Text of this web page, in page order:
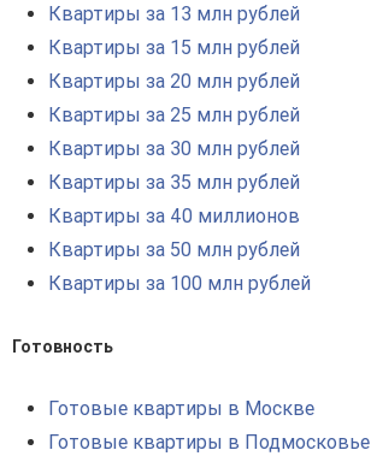
Квартиры за 13 млн рублей
Квартиры за 15 млн рублей
Квартиры за 20 млн рублей
Квартиры за 25 млн рублей
Квартиры за 30 млн рублей
Квартиры за 35 млн рублей
Квартиры за 40 миллионов
Квартиры за 50 млн рублей
Квартиры за 100 млн рублей
Готовность
Готовые квартиры в Москве
Готовые квартиры в Подмосковье